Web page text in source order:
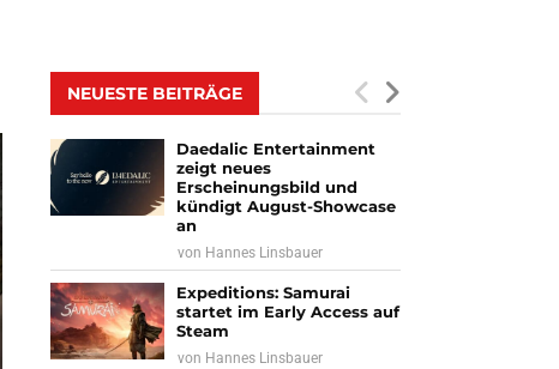
NEUESTE BEITRÄGE
Daedalic Entertainment
zeigt neues
Erscheinungsbild und
kündigt August-Showcase
an
von Hannes Linsbauer
Expeditions: Samurai
startet im Early Access auf
Steam
von Hannes Linsbauer